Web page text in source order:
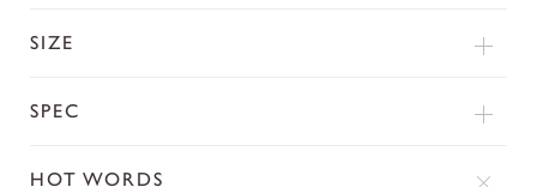
SIZE
SPEC
HOT WORDS